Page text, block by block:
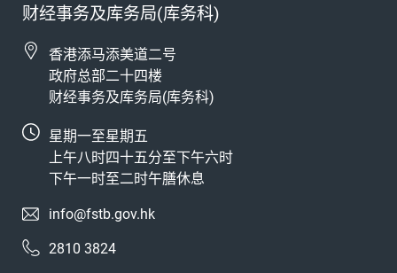
财经事务及库务局(库务科)
香港添马添美道二号
政府总部二十四楼
财经事务及库务局(库务科)
星期一至星期五
上午八时四十五分至下午六时
下午一时至二时午膳休息
info@fstb.gov.hk
2810 3824